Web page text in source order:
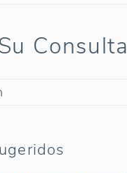
Consulta